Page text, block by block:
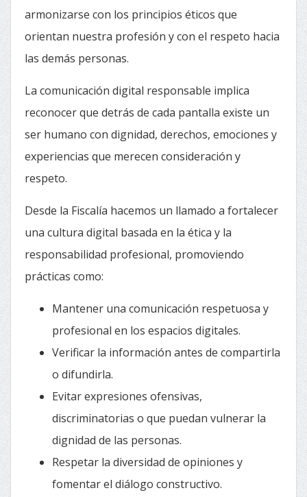
armonizarse con los principios éticos que
orientan nuestra profesión y con el respeto hacia
las demás personas.
La comunicación digital responsable implica
reconocer que detrás de cada pantalla existe un
ser humano con dignidad, derechos, emociones y
experiencias que merecen consideración y
respeto.
Desde la Fiscalía hacemos un llamado a fortalecer
una cultura digital basada en la ética y la
responsabilidad profesional, promoviendo
prácticas como:
Mantener una comunicación respetuosa y
profesional en los espacios digitales.
Verificar la información antes de compartirla
o difundirla.
Evitar expresiones ofensivas,
discriminatorias o que puedan vulnerar la
dignidad de las personas.
Respetar la diversidad de opiniones y
fomentar el diálogo constructivo.